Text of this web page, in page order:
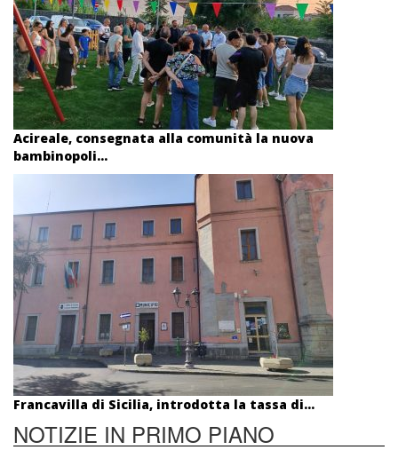
Acireale, consegnata alla comunità la nuova
bambinopoli...
Francavilla di Sicilia, introdotta la tassa di...
NOTIZIE IN PRIMO PIANO